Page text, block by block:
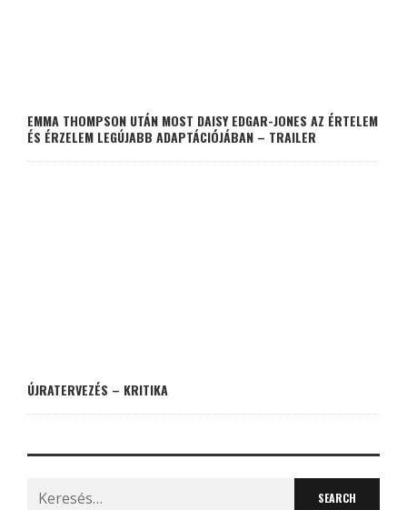
EMMA THOMPSON UTÁN MOST DAISY EDGAR-JONES AZ ÉRTELEM
ÉS ÉRZELEM LEGÚJABB ADAPTÁCIÓJÁBAN – TRAILER
ÚJRATERVEZÉS – KRITIKA
Search